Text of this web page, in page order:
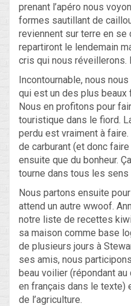
prenant l’apéro nous
formes sautillant de
reviennent sur terre en se
repartiront le lendemain
cris qui nous réveillerons.
Incontournable, nous
qui est un des plus
Nous en profitons pour
touristique dans le fiord.
perdu est vraiment à
de carburant (et donc
ensuite que du bonheur.
tourne dans tous les sens
Nous partons ensuite
attend un autre wwoof.
notre liste de recettes
sa maison comme base
de plusieurs jours à
ses amis, nous
beau voilier (répondant
en français dans le texte)
de l’agriculture.